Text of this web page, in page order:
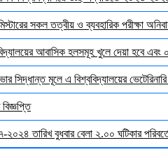
সকল তত্বীয় ও ব্যবহারিক পরীক্ষা
আবাসিক হলসমূহ খুলে দেয়া হবে
সিদ্ধান্ত মূলে এ বিশ্ববিদ্যালয়ের
২০২৪ তারিখ বুধবার বেলা ২.০০ ঘটিকার